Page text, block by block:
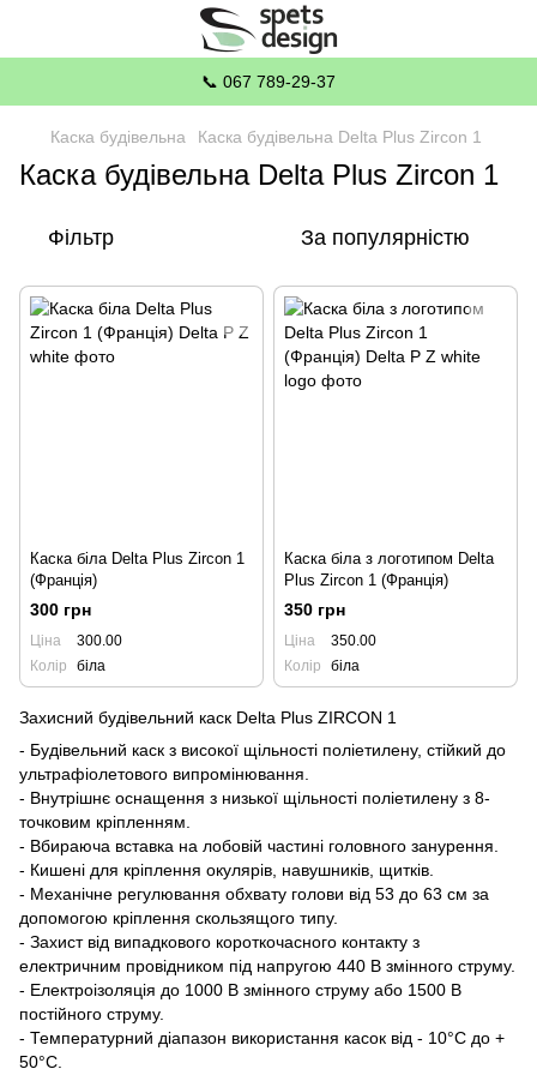
📞 067 789-29-37
Каска будівельна Каска будівельна Delta Plus Zircon 1
Каска будівельна Delta Plus Zircon 1
Фільтр За популярністю
Каска біла Delta Plus Zircon 1
(Франція)
300 грн
Ціна
300.00
Колір
біла
Каска біла з логотипом Delta
Plus Zircon 1 (Франція)
350 грн
Ціна
350.00
Колір
біла
Захисний будівельний каск Delta Plus ZIRCON 1
- Будівельний каск з високої щільності поліетилену, стійкий до
ультрафіолетового випромінювання.
- Внутрішнє оснащення з низької щільності поліетилену з 8-
точковим кріпленням.
- Вбираюча вставка на лобовій частині головного занурення.
- Кишені для кріплення окулярів, навушників, щитків.
- Механічне регулювання обхвату голови від 53 до 63 см за
допомогою кріплення скользящого типу.
- Захист від випадкового короткочасного контакту з
електричним провідником під напругою 440 В змінного струму.
- Електроізоляція до 1000 В змінного струму або 1500 В
постійного струму.
- Температурний діапазон використання касок від - 10°C до +
50°C.